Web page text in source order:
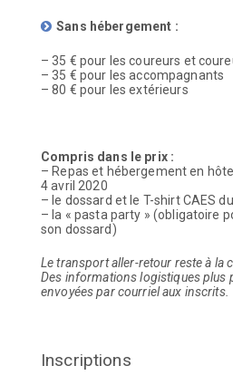
Sans hébergement :
– 35 € pour les coureurs et
– 35 € pour les accompagnants
– 80 € pour les extérieurs
Compris dans le prix :
– Repas et hébergement en
4 avril 2020
– le dossard et le T-shirt CAES du
– la « pasta party » (obligatoire
son dossard)
Le transport aller-retour reste à la
Des informations logistiques plus
envoyées par courriel aux inscrits.
Inscriptions